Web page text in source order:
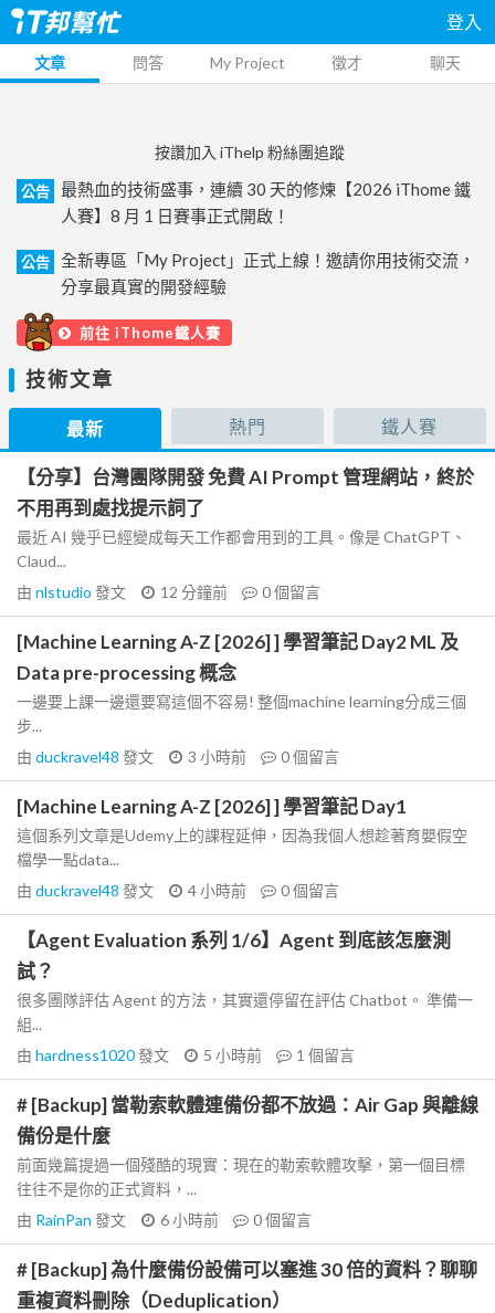
登入
文章 問答 My Project 徵才 聊天
按讚加入 iThelp 粉絲團追蹤
公告
最熱血的技術盛事，連續 30 天的修煉【2026 iThome 鐵
人賽】8 月 1 日賽事正式開啟！
公告
全新專區「My Project」正式上線！邀請你用技術交流，
分享最真實的開發經驗
前往 iThome鐵人賽
技術文章
最新 熱門 鐵人賽
【分享】台灣團隊開發 免費 AI Prompt 管理網站，終於
不用再到處找提示詞了
最近 AI 幾乎已經變成每天工作都會用到的工具。像是 ChatGPT、
Claud...
由 nlstudio 發文 12 分鐘前 0個留言
[Machine Learning A-Z [2026] ] 學習筆記 Day2 ML 及
Data pre-processing 概念
一邊要上課一邊還要寫這個不容易! 整個machine learning分成三個
步...
由 duckravel48 發文 3 小時前 0個留言
[Machine Learning A-Z [2026] ] 學習筆記 Day1
這個系列文章是Udemy上的課程延伸，因為我個人想趁著育嬰假空
檔學一點data...
由 duckravel48 發文 4 小時前 0個留言
【Agent Evaluation 系列 1/6】Agent 到底該怎麼測
試？
很多團隊評估 Agent 的方法，其實還停留在評估 Chatbot。 準備一
組...
由 hardness1020發文 5 小時前 1 個留言
# [Backup] 當勒索軟體連備份都不放過：Air Gap 與離線
備份是什麼
前面幾篇提過一個殘酷的現實：現在的勒索軟體攻擊，第一個目標
往往不是你的正式資料，...
由 RainPan 發文 6 小時前 0個留言
# [Backup] 為什麼備份設備可以塞進 30 倍的資料？聊聊
重複資料刪除（Deduplication）